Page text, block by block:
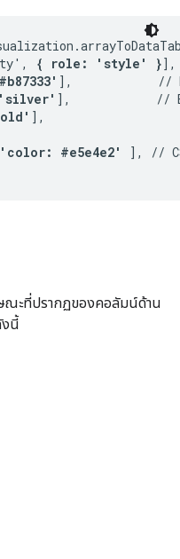
{ role: 'style' }],
],            //
'silver' ],            //
],
'color: #e5e4e2'
], //
ะที่ปรากฏของคอลัมน์ด้าน
งนี้